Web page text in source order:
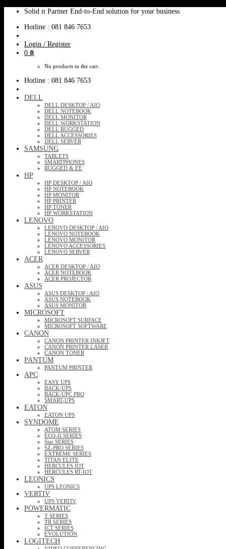
content
Solid it Partner End-to-End solution for your business
Hotline : 081 846 7653
Login / Register
0 ฿
No products in the cart.
Hotline : 081 846 7653
DELL
DELL DESKTOP / AIO
DELL NOTEBOOK
DELL MONITOR
DELL WORKSTATION
DELL RUGGED
DELL ACCESSORIES
DELL SERVER
SAMSUNG
TABLETS
SMARTPHONES
RUGGED & EE
HP
HP DESKTOP / AIO
HP NOTEBOOK
HP MONITOR
HP PRINTER
HP TONER
HP WORKSTATION
LENOVO
LENOVO DESKTOP / AIO
LENOVO NOTEBOOK
LENOVO MONITOR
LENOVO ACCESSORIES
LENOVO SERVER
ACER
ACER DESKTOP / AIO
ACER NOTEBOOK
ACER PROJECTOR
ASUS
ASUS DESKTOP / AIO
ASUS NOTEBOOK
ASUS MONITOR
MICROSOFT
MICROSOFT SURFACE
MICROSOFT SOFTWARE
CANON
CANON PRINTER INKJET
CANON PRINTER LASER
CANON TONER
PANTUM
PANTUM PRINTER
APC
EASY UPS
BACK-UPS
BACK-UPC PRO
SMART-UPS
EATON
EATON UPS
SYNDOME
ATOM SERIES
ECO-II SERIES
Star SERIES
SZ-PRO SERIES
EXTREME SERIES
TITAN ELITE
HERCULES IOT
HERCULES RT-IOT
LEONICS
UPS LEONICS
VERTIV
UPS VERTIV
POWERMATIC
T SERIES
TR SERIES
ICT SERIES
EVOLUTION
LOGITECH